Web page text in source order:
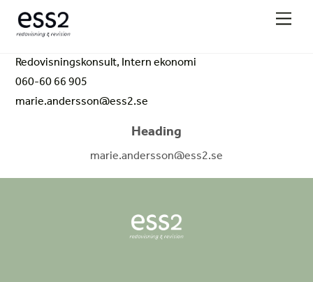
Redovisningskonsult, Intern ekonomi
060-60 66 905
marie.andersson@ess2.se
Heading
marie.andersson@ess2.se